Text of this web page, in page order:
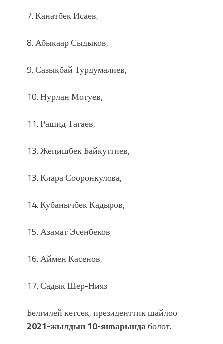
7. Канатбек Исаев,
8. Абыкаар Сыдыков,
9. Сазыкбай Турдумалиев,
10. Нурлан Мотуев,
11. Рашид Тагаев,
13. Жеңишбек Байкуттиев,
13. Клара Сооронкулова,
14. Кубанычбек Кадыров,
15. Азамат Эсенбеков,
16. Аймен Касенов,
17. Садык Шер-Нияз
Белгилей кетсек, президенттик шайлоо
2021-жылдын 10-январындаболот.